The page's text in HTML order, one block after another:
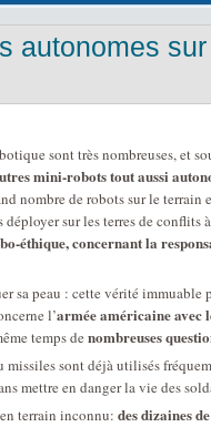
autonomes
sont très nombreuses, et
mini-robots tout aussi
nombre de robots sur le terrain
sur les terres de conflits
éthique, concernant la
sa peau : cette vérité immuable
l’armée américaine avec
temps de nombreuses
sont déjà utilisés
mettre en danger la vie des
terrain inconnu: des dizaines